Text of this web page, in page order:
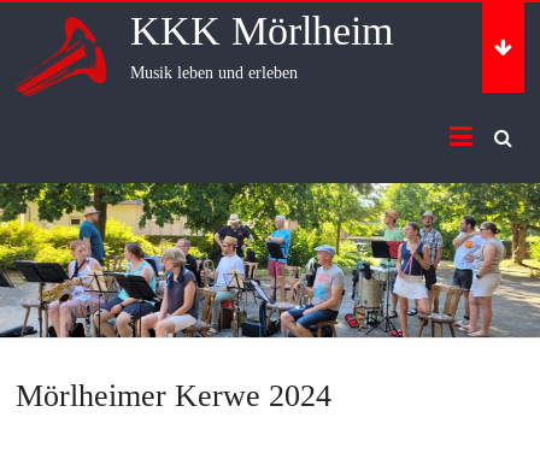
content
KKK Mörlheim
Musik leben und erleben
Mörlheimer Kerwe 2024